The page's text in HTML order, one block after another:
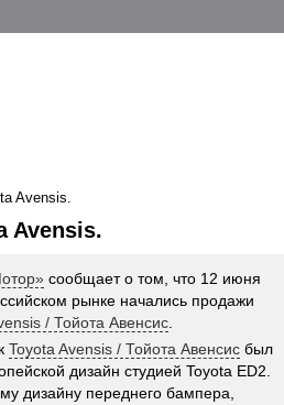
Avensis.
Avensis.
сообщает о том, что 12 июня
рынке начались продажи
/ Тойота Авенсис
Toyota Avensis / Тойота Авенсис был
дизайн студией Toyota ED2.
дизайну переднего бампера,